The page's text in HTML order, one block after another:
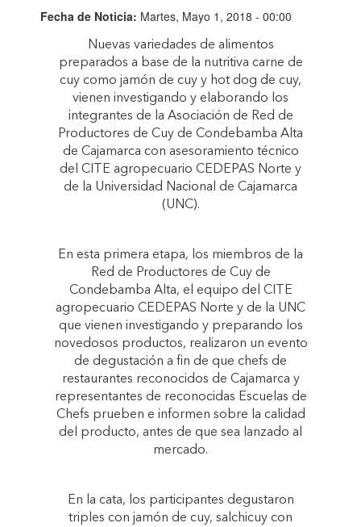
Fecha de Noticia: Martes, Mayo 1, 2018 - 00:00
Nuevas variedades de alimentos
preparados a base de la nutritiva carne de
cuy como jamón de cuy y hot dog de cuy,
vienen investigando y elaborando los
integrantes de la Asociación de Red de
Productores de Cuy de Condebamba Alta
de Cajamarca con asesoramiento técnico
del CITE agropecuario CEDEPAS Norte y
de la Universidad Nacional de Cajamarca
(UNC).
En esta primera etapa, los miembros de la
Red de Productores de Cuy de
Condebamba Alta, el equipo del CITE
agropecuario CEDEPAS Norte y de la UNC
que vienen investigando y preparando los
novedosos productos, realizaron un evento
de degustación a fin de que chefs de
restaurantes reconocidos de Cajamarca y
representantes de reconocidas Escuelas de
Chefs prueben e informen sobre la calidad
del producto, antes de que sea lanzado al
mercado.
En la cata, los participantes degustaron
triples con jamón de cuy, salchicuy con